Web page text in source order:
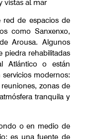
vistas al mar
red de espacios de
como Sanxenxo,
Arousa. Algunos
piedra rehabilitadas
Atlántico o están
modernos:
zonas de
tranquila y
o en medio de
es una fuente de